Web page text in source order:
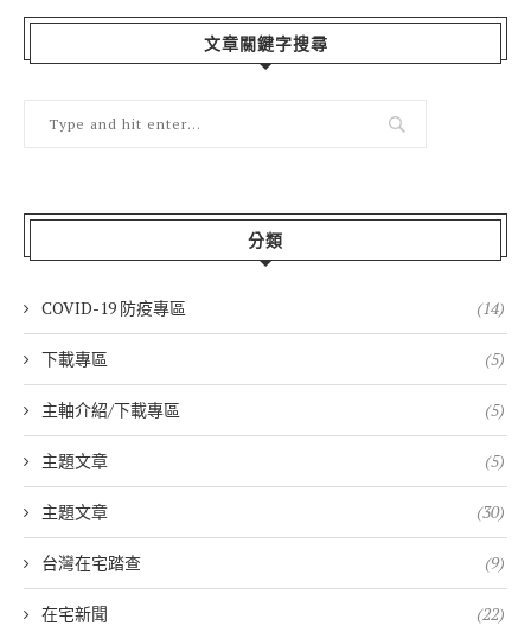
文章關鍵字搜尋
分類
COVID-19 防疫專區 (14)
下載專區 (5)
主軸介紹/下載專區 (5)
主題文章 (5)
主題文章 (30)
台灣在宅踏查 (9)
在宅新聞 (22)